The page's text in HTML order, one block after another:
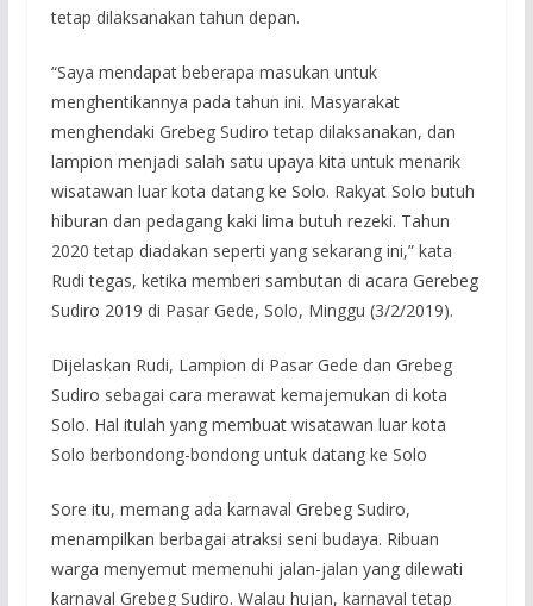
tetap dilaksanakan tahun depan.
“Saya mendapat beberapa masukan untuk
menghentikannya pada tahun ini. Masyarakat
menghendaki Grebeg Sudiro tetap dilaksanakan, dan
lampion menjadi salah satu upaya kita untuk menarik
wisatawan luar kota datang ke Solo. Rakyat Solo butuh
hiburan dan pedagang kaki lima butuh rezeki. Tahun
2020 tetap diadakan seperti yang sekarang ini,” kata
Rudi tegas, ketika memberi sambutan di acara Gerebeg
Sudiro 2019 di Pasar Gede, Solo, Minggu (3/2/2019).
Dijelaskan Rudi, Lampion di Pasar Gede dan Grebeg
Sudiro sebagai cara merawat kemajemukan di kota
Solo. Hal itulah yang membuat wisatawan luar kota
Solo berbondong-bondong untuk datang ke Solo
Sore itu, memang ada karnaval Grebeg Sudiro,
menampilkan berbagai atraksi seni budaya. Ribuan
warga menyemut memenuhi jalan-jalan yang dilewati
karnaval Grebeg Sudiro. Walau hujan, karnaval tetap